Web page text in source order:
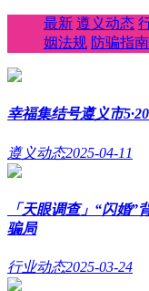
最新 遵义动态
姻法规 防骗指南
幸福集结号遵义市
遵义动态2025-04-11
「天眼调查」“闪婚
骗局
行业动态2025-03-24